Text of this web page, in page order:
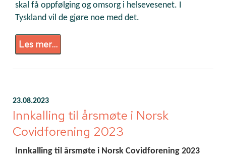
skal få oppfølging og omsorg i helsevesenet. I
Tyskland vil de gjøre noe med det.
Les mer...
23.08.2023
Innkalling til årsmøte i Norsk
Covidforening 2023
Innkalling til årsmøte i Norsk Covidforening 2023